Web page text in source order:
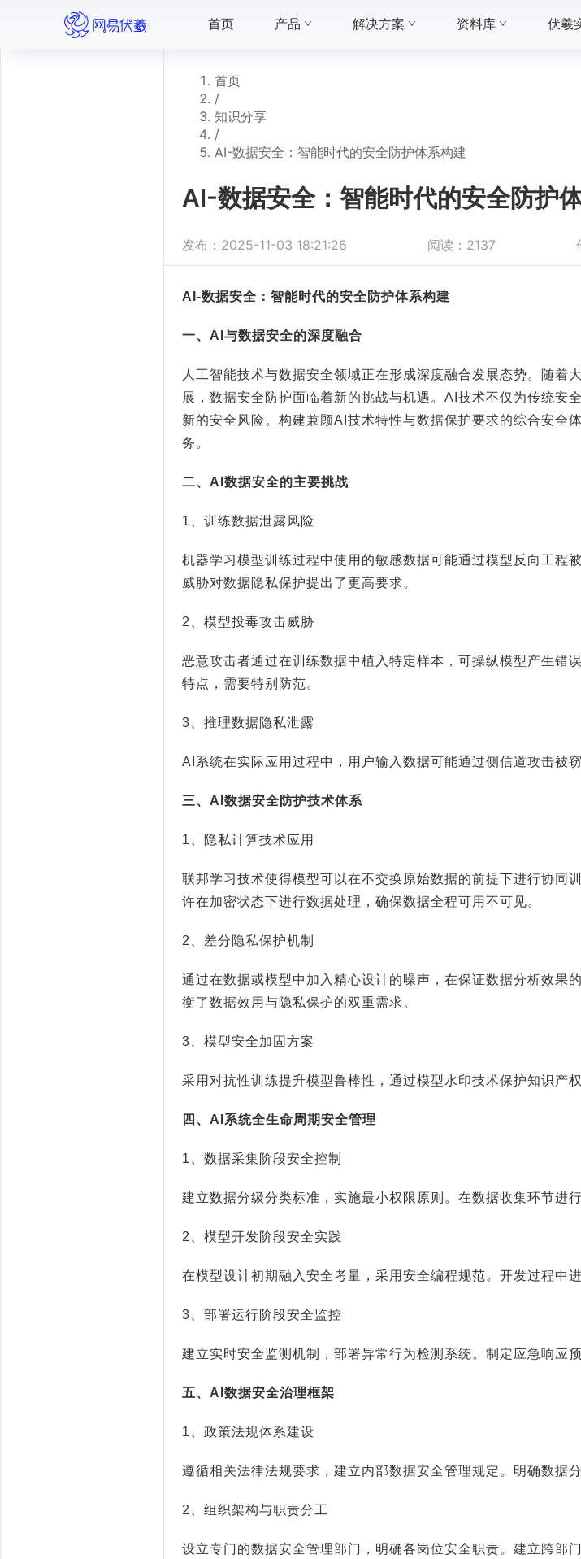
首页 产品 解决方案 资料库 伏羲
首页
/
知识分享
/
AI-数据安全：智能时代的安全防护体系构建
AI-数据安全：智能时代的安全防护
发布： 2025-11-03 18:21:26 阅读： 2137
AI-数据安全：智能时代的安全防护体系构建
一、 AI 与数据安全的深度融合
人工智能技术与数据安全领域正在形成深度融合发展态势。随着
展，数据安全防护面临着新的挑战与机遇。 AI 技术不仅为传统安
新的安全风险。构建兼顾AI 技术特性与数据保护要求的综合安全
务。
二、 AI 数据安全的主要挑战
1 、训练数据泄露风险
机器学习模型训练过程中使用的敏感数据可能通过模型反向工程
威胁对数据隐私保护提出了更高要求。
2 、模型投毒攻击威胁
恶意攻击者通过在训练数据中植入特定样本，可操纵模型产生错
特点，需要特别防范。
3 、推理数据隐私泄露
AI 系统在实际应用过程中，用户输入数据可能通过侧信道攻击被
三、 AI 数据安全防护技术体系
1 、隐私计算技术应用
联邦学习技术使得模型可以在不交换原始数据的前提下进行协同
许在加密状态下进行数据处理，确保数据全程可用不可见。
2 、差分隐私保护机制
通过在数据或模型中加入精心设计的噪声，在保证数据分析效果
衡了数据效用与隐私保护的双重需求。
3 、模型安全加固方案
采用对抗性训练提升模型鲁棒性，通过模型水印技术保护知识产
四、 AI 系统全生命周期安全管理
1 、数据采集阶段安全控制
建立数据分级分类标准，实施最小权限原则。在数据收集环节进
2 、模型开发阶段安全实践
在模型设计初期融入安全考量，采用安全编程规范。开发过程中
3 、部署运行阶段安全监控
建立实时安全监测机制，部署异常行为检测系统。制定应急响应
五、 AI 数据安全治理框架
1 、政策法规体系建设
遵循相关法律法规要求，建立内部数据安全管理规定。明确数据
2 、组织架构与职责分工
设立专门的数据安全管理部门，明确各岗位安全职责。建立跨部